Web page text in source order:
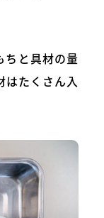
ちと具材の量
はたくさん入